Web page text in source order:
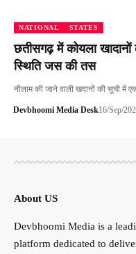
NATIONAL STATES
छतीसगढ़ में कोयला
स्थिति जस की तस
नीलाम की जाने वाली खदानों की सूची में
Devbhoomi Media Desk16/Sep/
About US
Devbhoomi Media is a
platform dedicated to